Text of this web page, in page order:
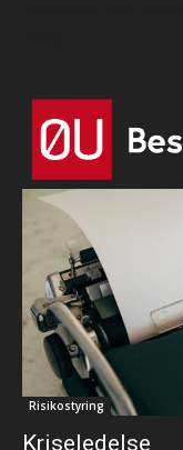
Risikostyring
Kriseledelse